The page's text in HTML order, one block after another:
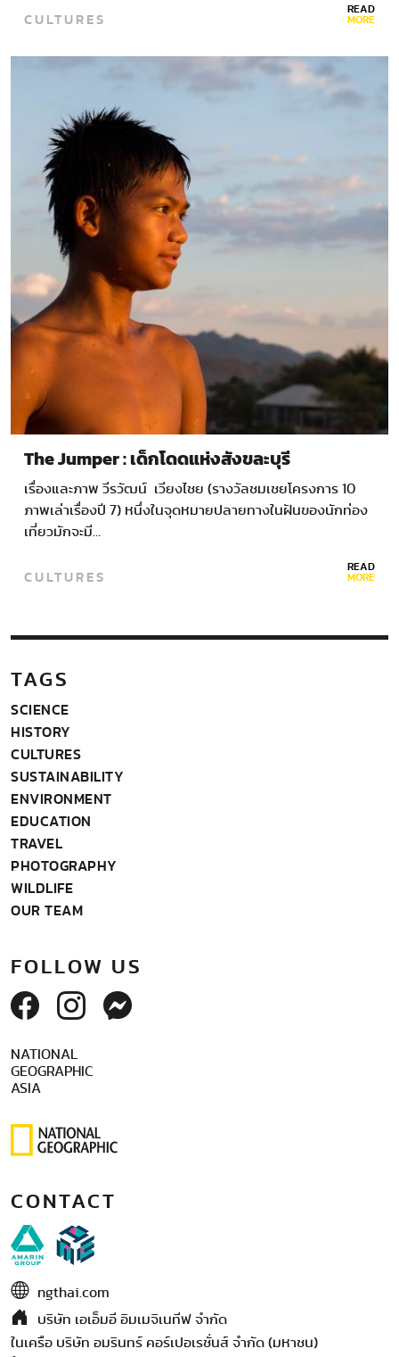
มากขึ้นแล้ว
CULTURES READ
MORE
The Jumper : เด็กโดดแห่งสังขละบุรี
เรื่องและภาพ วีรวัฒน์ เวียงไชย (รางวัลชมเชยโครงการ 10
ภาพเล่าเรื่องปี 7) หนึ่งในจุดหมายปลายทางในฝันของนักท่อง
เที่ยวมักจะมี…
CULTURES READ
MORE
TAGS
SCIENCE
HISTORY
CULTURES
SUSTAINABILITY
ENVIRONMENT
EDUCATION
TRAVEL
PHOTOGRAPHY
WILDLIFE
OUR TEAM
FOLLOW US
NATIONAL
GEOGRAPHIC
ASIA
CONTACT
ngthai.com
บริษัท เอเอ็มอี อิมเมจิเนทีฟ จำกัด
ในเครือ บริษัท อมรินทร์ คอร์เปอเรชั่นส์ จำกัด (มหาชน)